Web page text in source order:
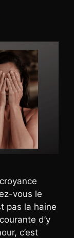
vous le
pas la haine
d’y
c’est